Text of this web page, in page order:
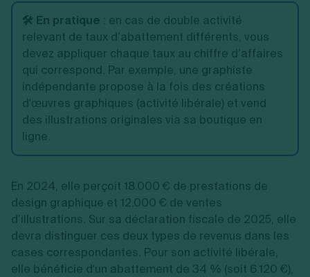
🛠️ En pratique : en cas de double activité
relevant de taux d’abattement différents, vous
devez appliquer chaque taux au chiffre d’affaires
qui correspond. Par exemple, une graphiste
indépendante propose à la fois des créations
d'œuvres graphiques (activité libérale) et vend
des illustrations originales via sa boutique en
ligne.
En 2024, elle perçoit 18.000 € de prestations de
design graphique et 12.000 € de ventes
d’illustrations. Sur sa déclaration fiscale de 2025, elle
devra distinguer ces deux types de revenus dans les
cases correspondantes. Pour son activité libérale,
elle bénéficie d'un abattement de 34 % (soit 6.120 €),